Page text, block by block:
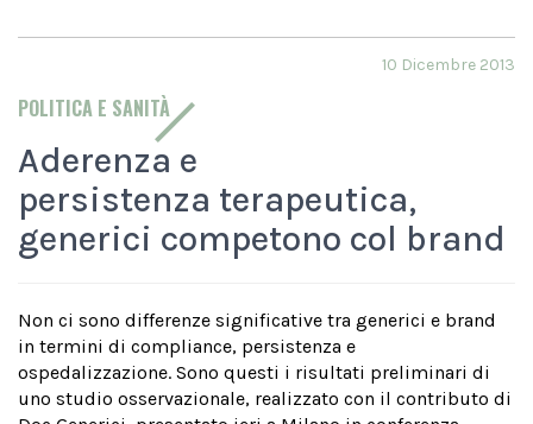
POLITICA E SANITÀ
10 Dicembre 2013
Aderenza e
persistenza terapeutica,
generici competono col brand
Non ci sono differenze significative tra generici e brand
in termini di compliance, persistenza e
ospedalizzazione. Sono questi i risultati preliminari di
uno studio osservazionale, realizzato con il contributo di